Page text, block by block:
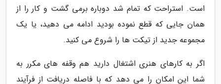
است. استراحت که تمام شد دوباره برمی گشت و کار را از
همان جایی که قطع نموده بودید ادامه می دهید، یا یک
مجموعه جدید از تیکت ها را شروع می کنید.
اگر به کارهای هنری اشتغال دارید هم وقفه های مکرر به
شما این امکان را می دهد که با فاصله دریافت از فرآیند